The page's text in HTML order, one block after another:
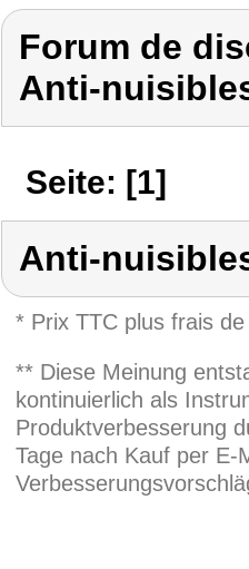
Forum de
Anti-
Seite: [1]
Anti-
* Prix TTC plus frais
** Diese Meinung
kontinuierlich als
Produktverbesserung
Tage nach Kauf per E-